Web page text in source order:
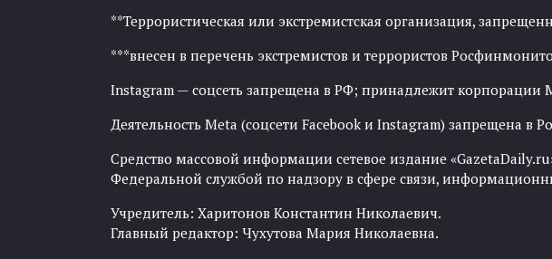
**Террористическая или экстремистская организация,
***внесен в перечень экстремистов и террористов
Instagram — соцсеть запрещена в РФ; принадлежит корпорации
Деятельность Meta (соцсети Facebook и Instagram) запрещена в
Средство массовой информации сетевое издание
Федеральной службой по надзору в сфере связи,
Учредитель: Харитонов Константин Николаевич.
Главный редактор: Чухутова Мария Николаевна.